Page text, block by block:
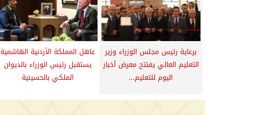
برعاية رئيس مجلس الوزراء وزير
التعليم العالي يفتتح معرض أخبار
اليوم للتعليم...
عاهل المملكة الأردنية الهاشمية
يستقبل رئيس الوزراء بالديوان
الملكي بالحسينية